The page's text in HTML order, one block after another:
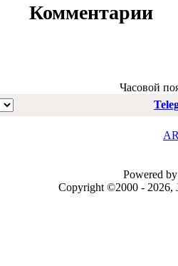
Комментарии
Часовой
Powered
Copyright ©2000 - 2026,